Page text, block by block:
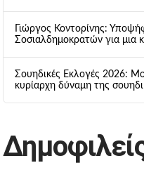
Γιώργος Κοντορίνης:
Σοσιαλδημοκρατών για μια
Σουηδικές Εκλογές 2026:
κυρίαρχη δύναμη της